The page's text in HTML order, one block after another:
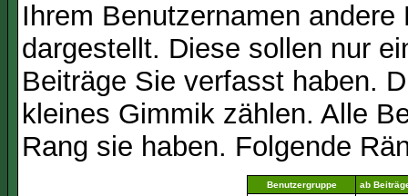
Ihrem Benutzernamen
dargestellt. Diese sollen nur
Beiträge Sie verfasst haben.
kleines Gimmik zählen. Alle
Rang sie haben. Folgende
Benutzergruppe ab